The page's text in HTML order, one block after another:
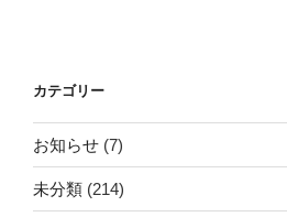
カテゴリー
お知らせ (7)
未分類 (214)